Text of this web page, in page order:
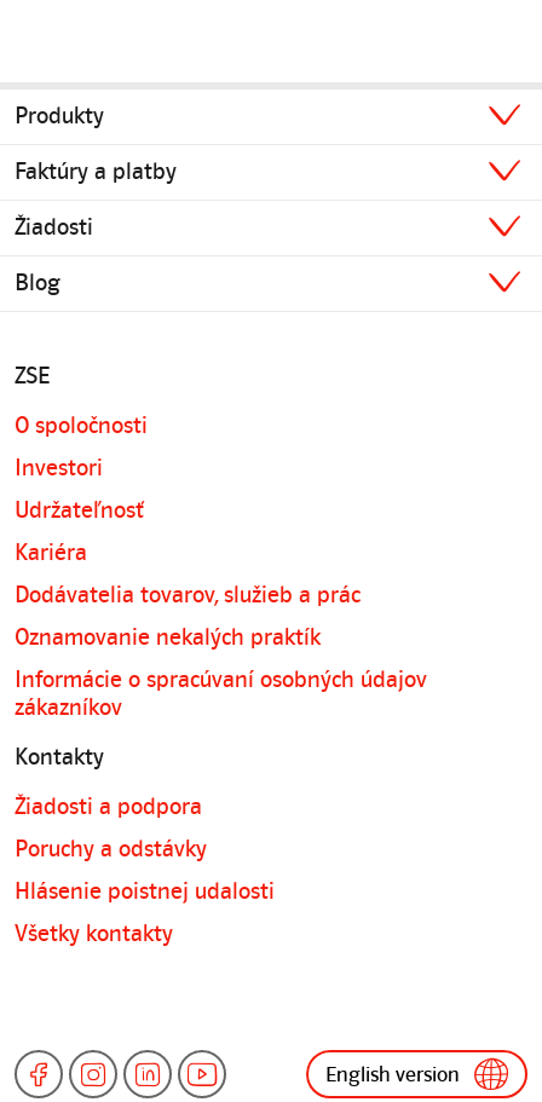
Produkty
Faktúry a platby
Žiadosti
Blog
ZSE
O spoločnosti
Investori
Udržateľnosť
Kariéra
Dodávatelia tovarov, služieb a prác
Oznamovanie nekalých praktík
Informácie o spracúvaní osobných údajov
zákazníkov
Kontakty
Žiadosti a podpora
Poruchy a odstávky
Hlásenie poistnej udalosti
Všetky kontakty
English version